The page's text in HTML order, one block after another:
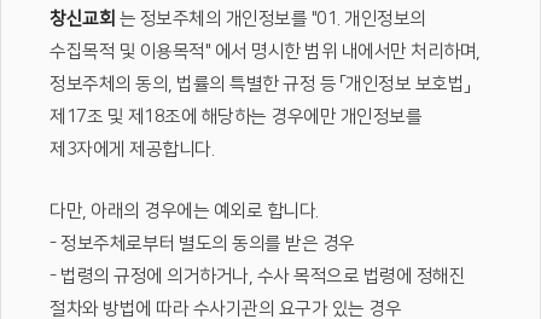
창신교회 는 정보주체의 개인정보를 "01. 개인정보의
수집목적 및 이용목적" 에서 명시한 범위 내에서만 처리하며,
정보주체의 동의, 법률의 특별한 규정 등 「개인정보 보호법」
제17조 및 제18조에 해당하는 경우에만 개인정보를
제3자에게 제공합니다.
다만, 아래의 경우에는 예외로 합니다.
- 정보주체로부터 별도의 동의를 받은 경우
- 법령의 규정에 의거하거나, 수사 목적으로 법령에 정해진
절차와 방법에 따라 수사기관의 요구가 있는 경우